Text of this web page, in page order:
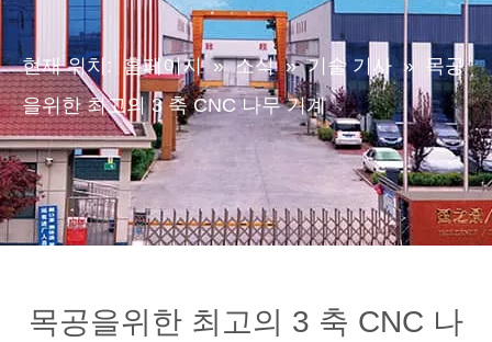
현재 위치: 홈페이지 » 소식 » 기술 기사 »
목공
을위한 최고의 3 축 CNC 나무 기계
목공을위한 최고의 3 축 CNC 나